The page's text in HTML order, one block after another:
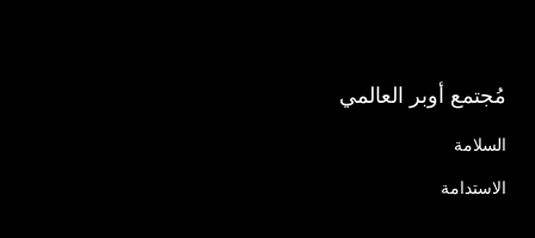
مُجتمع أوبر العالمي
السلامة
الاستدامة